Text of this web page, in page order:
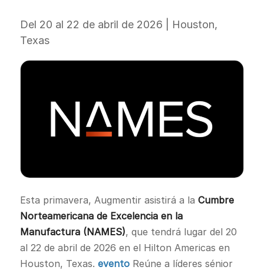
Del 20 al 22 de abril de 2026 | Houston,
Texas
Esta primavera, Augmentir asistirá a la Cumbre
Norteamericana de Excelencia en la
Manufactura (NAMES), que tendrá lugar del 20
al 22 de abril de 2026 en el Hilton Americas en
Houston, Texas. eventoReúne a líderes sénior